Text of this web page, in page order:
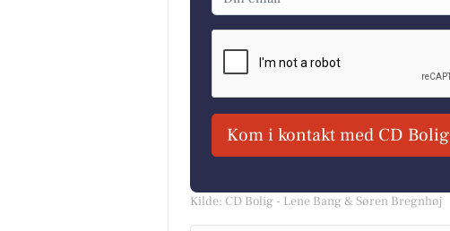
Kom i kontakt med CD Bolig
Kilde: CD Bolig - Lene Bang & Søren Bregnhøj